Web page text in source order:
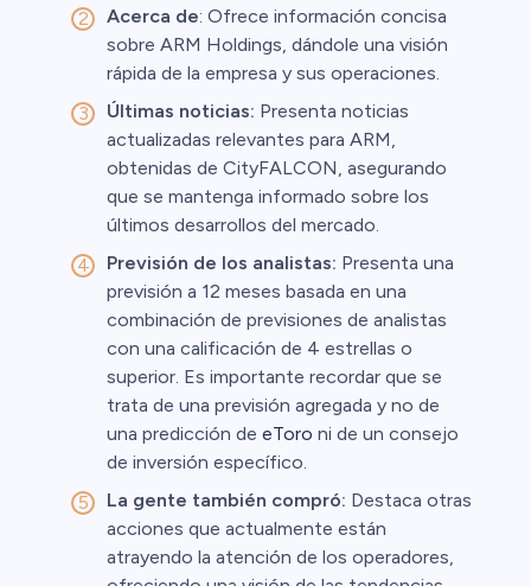
Acerca de: Ofrece información concisa
sobre ARM Holdings, dándole una visión
rápida de la empresa y sus operaciones.
Últimas noticias: Presenta noticias
actualizadas relevantes para ARM,
obtenidas de CityFALCON, asegurando
que se mantenga informado sobre los
últimos desarrollos del mercado.
Previsión de los analistas: Presenta una
previsión a 12 meses basada en una
combinación de previsiones de analistas
con una calificación de 4 estrellas o
superior. Es importante recordar que se
trata de una previsión agregada y no de
una predicción de eToro ni de un consejo
de inversión específico.
La gente también compró: Destaca otras
acciones que actualmente están
atrayendo la atención de los operadores,